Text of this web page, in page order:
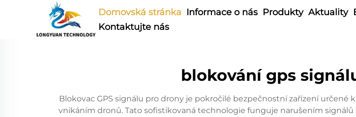
Domovská stránka Informace o nás Produkty Aktuality
Kontaktujte nás
blokování gps
Blokovac GPS signálu pro drony je pokročilé bezpečnostní zařízení
vnikáním dronů. Tato sofistikovaná technologie funguje narušením signálů